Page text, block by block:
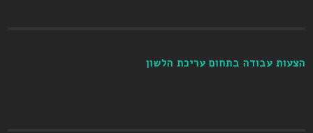
הצעות עבודה בתחום עריכת הלשון